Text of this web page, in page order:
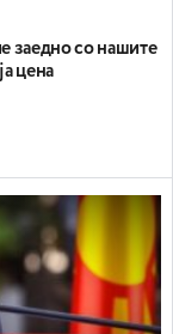
заедно со нашите
цена